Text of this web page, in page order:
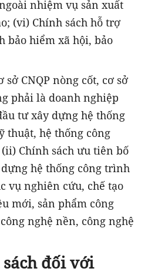
nhiệm vụ sản xuất
(vi) Chính sách hỗ trợ
bảo hiểm xã hội, bảo
CNQP nòng cốt, cơ sở
phải là doanh nghiệp
tư xây dựng hệ thống
thuật, hệ thống công
Chính sách ưu tiên bố
hệ thống công trình
vụ nghiên cứu, chế tạo
mới, sản phẩm công
nghệ nền, công nghệ
đối với